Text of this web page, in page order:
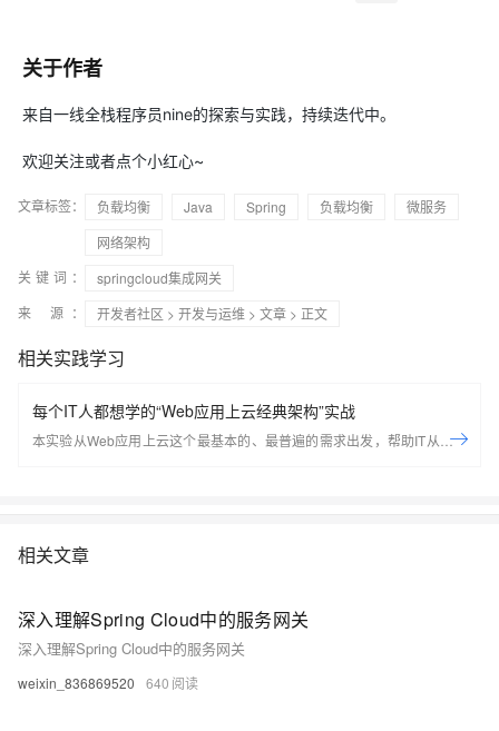
关于作者
来自一线全栈程序员nine的探索与实践，持续迭代中。
欢迎关注或者点个小红心~
文章标签： 负载均衡 Java Spring 负载均衡
微服务
网络架构
关键词：
springcloud集成网关
来 源：
开发者社区 > 开发与运维 > 文章 > 正文
相关实践学习
每个IT人都想学的“Web应用上云经典架构”实战
本实验从Web应用上云这个最基本的、最普遍的需求出发，帮助IT从业者
相关文章
深入理解Spring Cloud中的服务网关
深入理解Spring Cloud中的服务网关
weixin_836869520 640